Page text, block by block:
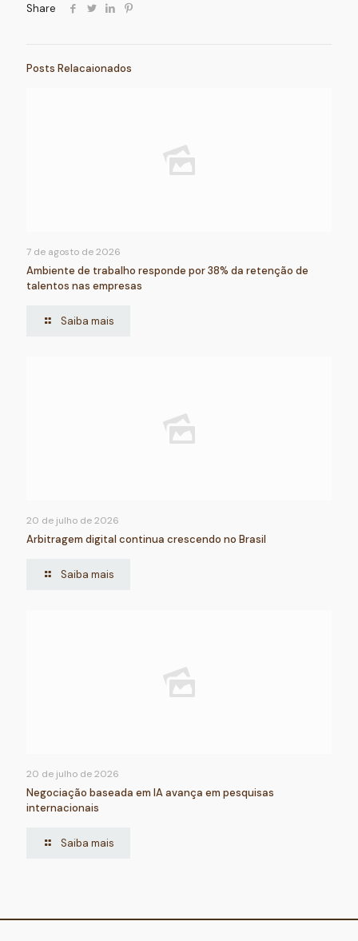
Share
Posts Relacaionados
7 de agosto de 2026
Ambiente de trabalho responde por 38% da retenção de
talentos nas empresas
Saiba mais
20 de julho de 2026
Arbitragem digital continua crescendo no Brasil
Saiba mais
20 de julho de 2026
Negociação baseada em IA avança em pesquisas
internacionais
Saiba mais